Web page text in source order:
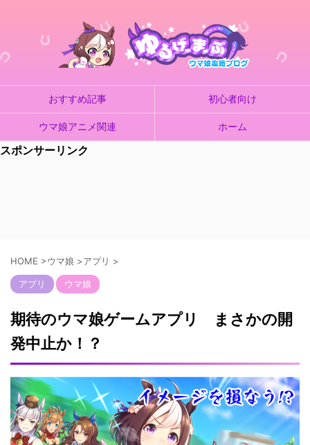
おすすめ記事 初心者向け
ウマ娘アニメ関連 ホーム
スポンサーリンク
HOME >ウマ娘 >アプリ >
アプリ ウマ娘
期待のウマ娘ゲームアプリ まさかの開
発中止か！？